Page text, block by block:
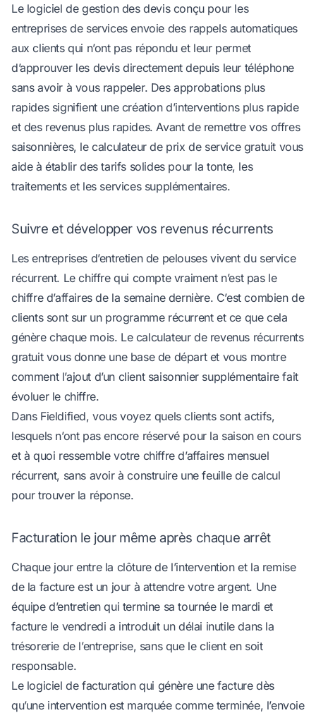
Le logiciel de gestion des devisconçu pour les
entreprises de services envoie des rappels automatiques
aux clients qui n’ont pas répondu et leur permet
d’approuver les devis directement depuis leur téléphone
sans avoir à vous rappeler. Des approbations plus
rapides signifient une création d’interventions plus rapide
et des revenus plus rapides. Avant de remettre vos offres
saisonnières, lecalculateur de prix de service gratuit vous
aide à établir des tarifs solides pour la tonte, les
traitements et les services supplémentaires.
Suivre et développer vos revenus récurrents
Les entreprises d’entretien de pelouses vivent du service
récurrent. Le chiffre qui compte vraiment n’est pas le
chiffre d’affaires de la semaine dernière. C’est combien de
clients sont sur un programme récurrent et ce que cela
génère chaque mois. Le calculateur de revenus récurrents
gratuitvous donne une base de départ et vous montre
comment l’ajout d’un client saisonnier supplémentaire fait
évoluer le chiffre.
Dans Fieldified, vous voyez quels clients sont actifs,
lesquels n’ont pas encore réservé pour la saison en cours
et à quoi ressemble votre chiffre d’affaires mensuel
récurrent, sans avoir à construire une feuille de calcul
pour trouver la réponse.
Facturation le jour même après chaque arrêt
Chaque jour entre la clôture de l’intervention et la remise
de la facture est un jour à attendre votre argent. Une
équipe d’entretien qui termine sa tournée le mardi et
facture le vendredi a introduit un délai inutile dans la
trésorerie de l’entreprise, sans que le client en soit
responsable.
Le logiciel de facturationqui génère une facture dès
qu’une intervention est marquée comme terminée, l’envoie